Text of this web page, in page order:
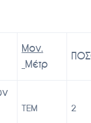
Μον.
Μέτρ
ΤΕΜ 2